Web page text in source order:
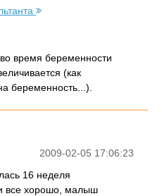
время беременности
(как
беременность...).
2009-02-05 17:06:23
16 неделя
все хорошо, малыш